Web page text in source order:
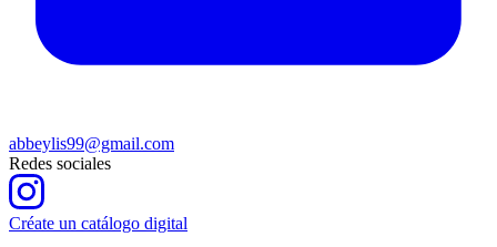
abbeylis99@gmail.com
Redes sociales
Créate un catálogo digital